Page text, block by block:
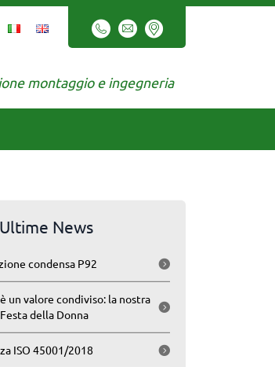
montaggio e ingegneria
Ultime News
condensa P92
un valore condiviso: la nostra
della Donna
ISO 45001/2018